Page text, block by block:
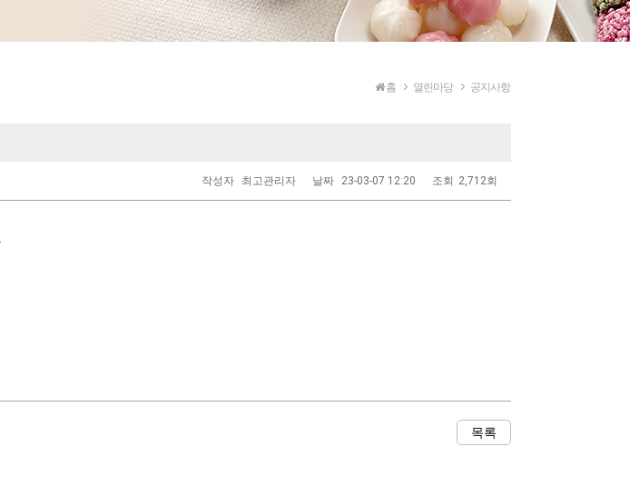
홈 열린마당 공지사항
작성자 최고관리자 날짜 23-03-07 12:20 조회 2,712회
목록